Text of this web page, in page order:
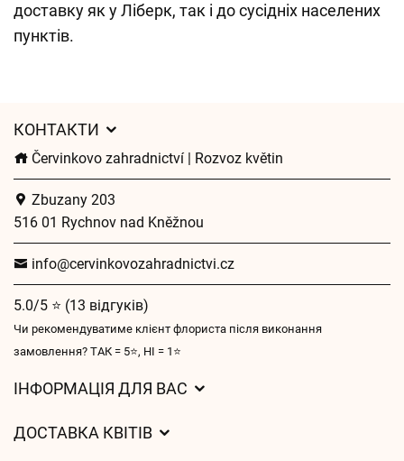
доставку як у Ліберк, так і до сусідніх населених
пунктів.
КОНТАКТИ
Červinkovo zahradnictví | Rozvoz květin
Zbuzany 203
516 01 Rychnov nad Kněžnou
info@cervinkovozahradnictvi.cz
5.0/5 ⭐ (13 відгуків)
Чи рекомендуватиме клієнт флориста після виконання
замовлення? ТАК = 5⭐, НІ = 1⭐
ІНФОРМАЦІЯ ДЛЯ ВАС
Захист персональних даних
ДОСТАВКА КВІТІВ